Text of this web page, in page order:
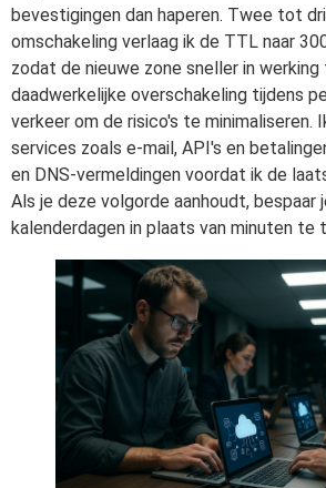
bevestigingen dan haperen. Twee tot
omschakeling verlaag ik de TTL naar
zodat de nieuwe zone sneller in
daadwerkelijke overschakeling tijdens
verkeer om de risico's te minimaliseren.
services zoals e-mail, API's en
en DNS-vermeldingen voordat ik de
Als je deze volgorde aanhoudt, bespaar
kalenderdagen in plaats van minuten te